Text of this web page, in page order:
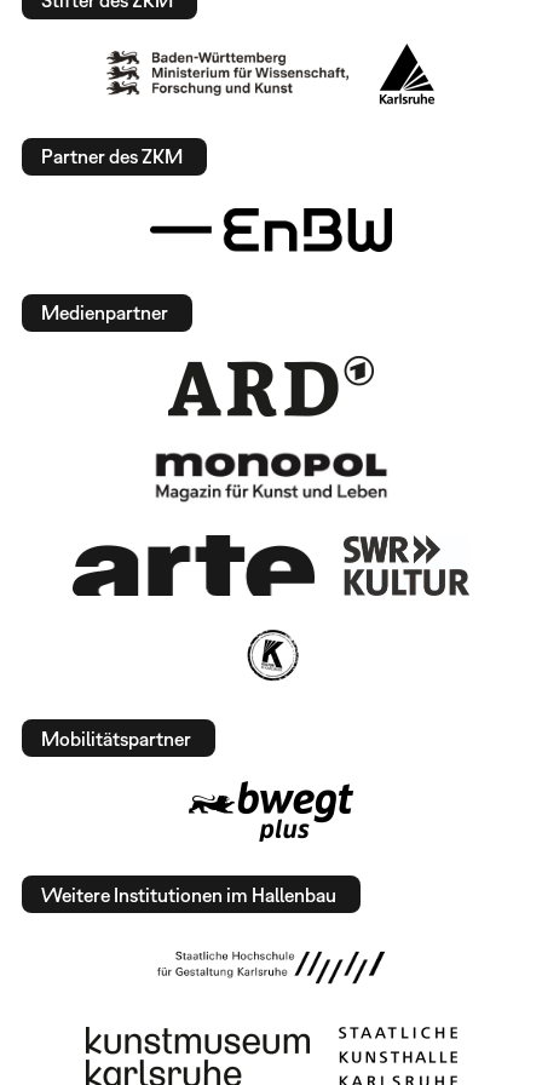
Partner des ZKM
Medienpartner
Mobilitätspartner
Weitere Institutionen im Hallenbau